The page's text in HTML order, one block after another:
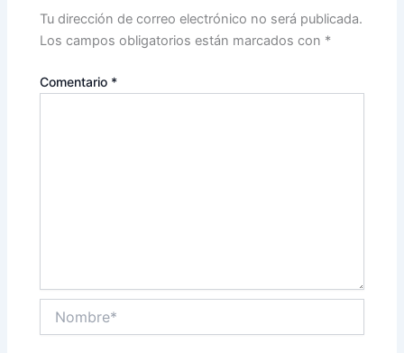
Tu dirección de correo electrónico no será publicada.
Los campos obligatorios están marcados con *
Comentario *